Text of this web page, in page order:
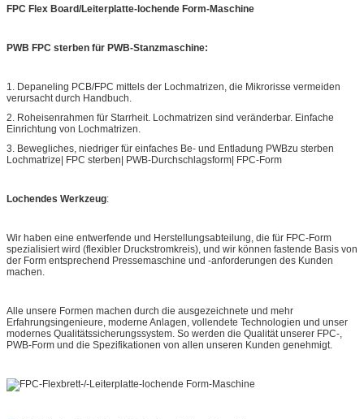
FPC Flex Board/Leiterplatte-lochende Form-Maschine
PWB FPC sterben für PWB-Stanzmaschine:
1. Depaneling PCB/FPC mittels der Lochmatrizen, die Mikrorisse vermeiden
verursacht durch Handbuch.
2. Roheisenrahmen für Starrheit. Lochmatrizen sind veränderbar. Einfache
Einrichtung von Lochmatrizen.
3. Bewegliches, niedriger für einfaches Be- und Entladung PWBzu sterben
Lochmatrize| FPC sterben| PWB-Durchschlagsform| FPC-Form
Lochendes Werkzeug:
Wir haben eine entwerfende und Herstellungsabteilung, die für FPC-Form
spezialisiert wird (flexibler Druckstromkreis), und wir können fastende Basis von
der Form entsprechend Pressemaschine und -anforderungen des Kunden
machen.
Alle unsere Formen machen durch die ausgezeichnete und mehr
Erfahrungsingenieure, moderne Anlagen, vollendete Technologien und unser
modernes Qualitätssicherungssystem. So werden die Qualität unserer FPC-,
PWB-Form und die Spezifikationen von allen unseren Kunden genehmigt.